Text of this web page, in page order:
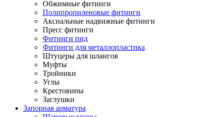
Обжимные фитинги
Полипропиленовые фитинги
Аксиальные надвижные фитинги
Пресс фитинги
Фитинги пнд
Фитинги для металлопластика
Штуцеры для шлангов
Муфты
Тройники
Углы
Крестовины
Заглушки
Запорная арматура